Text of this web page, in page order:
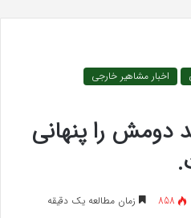
اخبار مشاهیر خارجی
دومش را پنهانی
858 زمان مطالعه یک دقیقه